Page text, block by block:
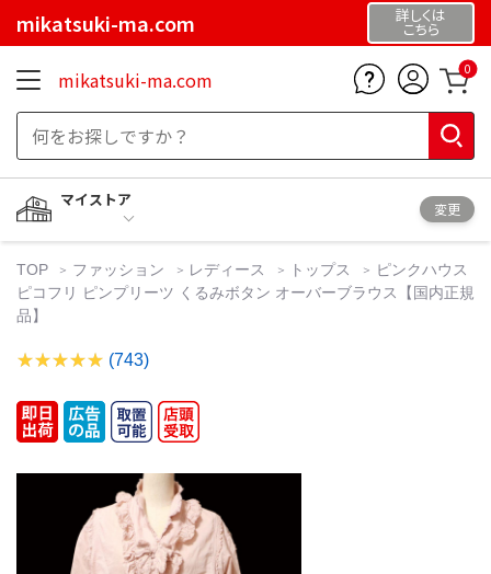
mikatsuki-ma.com 詳しくは
こちら
mikatsuki-ma.com 0
マイストア
変更
TOP ファッション レディース トップス
ピンクハウス
ピコフリ ピンプリーツ くるみボタン オーバーブラウス【国内正規
品】
(743)